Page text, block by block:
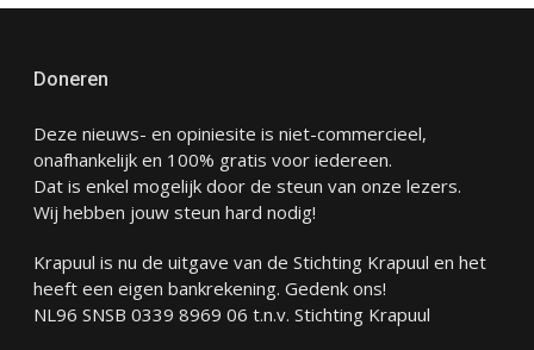
Doneren
Deze nieuws- en opiniesite is niet-commercieel,
onafhankelijk en 100% gratis voor iedereen.
Dat is enkel mogelijk door de steun van onze lezers.
Wij hebben jouw steun hard nodig!
Krapuul is nu de uitgave van de Stichting Krapuul en het
heeft een eigen bankrekening. Gedenk ons!
NL96 SNSB 0339 8969 06 t.n.v. Stichting Krapuul